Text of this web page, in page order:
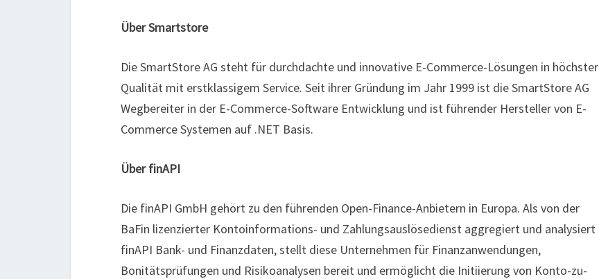
Über Smartstore
Die SmartStore AG steht für durchdachte und innovative E-Commerce-Lösungen in höchster
Qualität mit erstklassigem Service. Seit ihrer Gründung im Jahr 1999 ist die SmartStore AG
Wegbereiter in der E-Commerce-Software Entwicklung und ist führender Hersteller von E-
Commerce Systemen auf .NET Basis.
Über finAPI
Die finAPI GmbH gehört zu den führenden Open-Finance-Anbietern in Europa. Als von der
BaFin lizenzierter Kontoinformations- und Zahlungsauslösedienst aggregiert und analysiert
finAPI Bank- und Finanzdaten, stellt diese Unternehmen für Finanzanwendungen,
Bonitätsprüfungen und Risikoanalysen bereit und ermöglicht die Initiierung von Konto-zu-